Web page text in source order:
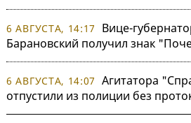
6 АВГУСТА, 14:17
Вице-
Барановский получил знак
6 АВГУСТА, 14:07 Агитатора
отпустили из полиции без